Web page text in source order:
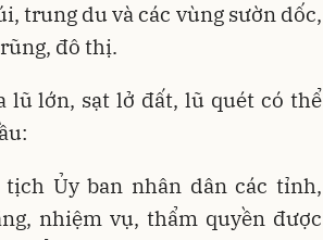
trung du và các vùng sườn dốc,
đô thị.
lũ lớn, sạt lở đất, lũ quét có thể
Ủy ban nhân dân các tỉnh,
nhiệm vụ, thẩm quyền được